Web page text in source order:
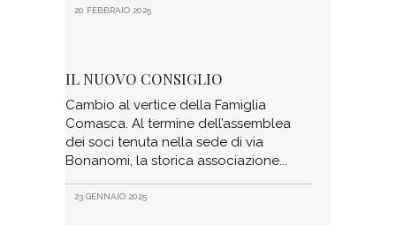
20 FEBBRAIO 2025
IL NUOVO CONSIGLIO
Cambio al vertice della Famiglia
Comasca. Al termine dell’assemblea
dei soci tenuta nella sede di via
Bonanomi, la storica associazione
23 GENNAIO 2025